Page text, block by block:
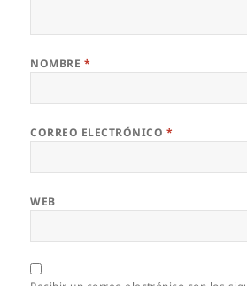
NOMBRE *
CORREO ELECTRÓNICO *
WEB